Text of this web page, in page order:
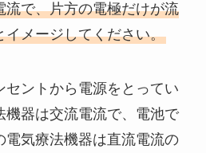
流で、片方の電極だけが流
イメージしてください。
セントから電源をとってい
機器は交流電流で、電池で
電気療法機器は直流電流の